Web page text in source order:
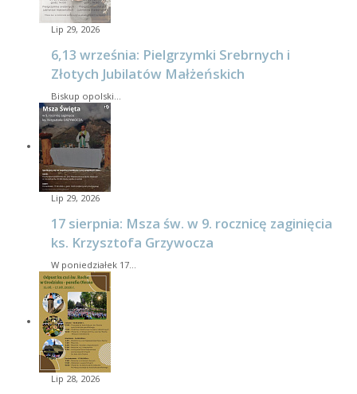
Lip 29, 2026
6,13 września: Pielgrzymki Srebrnych i
Złotych Jubilatów Małżeńskich
Biskup opolski…
Lip 29, 2026
17 sierpnia: Msza św. w 9. rocznicę zaginięcia
ks. Krzysztofa Grzywocza
W poniedziałek 17…
Lip 28, 2026